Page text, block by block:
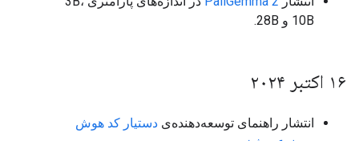
10B و 28B.
۱۶ اکتبر ۲۰۲۴
انتشار راهنمای توسعه‌دهنده‌ی دستیار کد هوش